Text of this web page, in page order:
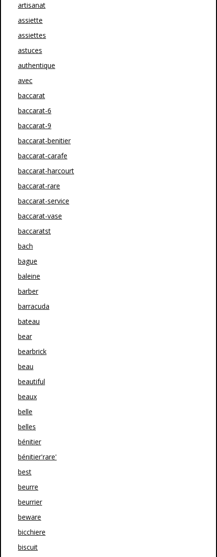
artisanat
assiette
assiettes
astuces
authentique
avec
baccarat
baccarat-6
baccarat-9
baccarat-benitier
baccarat-carafe
baccarat-harcourt
baccarat-rare
baccarat-service
baccarat-vase
baccaratst
bach
bague
baleine
barber
barracuda
bateau
bear
bearbrick
beau
beautiful
beaux
belle
belles
bénitier
bénitier'rare'
best
beurre
beurrier
beware
bicchiere
biscuit